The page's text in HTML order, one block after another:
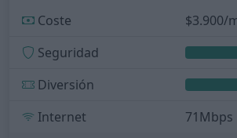
Coste
$3.900/
Seguridad
Diversión
Internet
71Mbps